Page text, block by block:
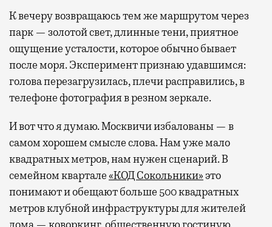
К вечеру возвращаюсь тем же маршрутом через
парк — золотой свет, длинные тени, приятное
ощущение усталости, которое обычно бывает
после моря. Эксперимент признаю удавшимся:
голова перезагрузилась, плечи расправились, в
телефоне фотография в резном зеркале.
И вот что я думаю. Москвичи избалованы — в
самом хорошем смысле слова. Нам уже мало
квадратных метров, нам нужен сценарий. В
семейном квартале«КОД Сокольники»это
понимают и обещают больше 500 квадратных
метров клубной инфраструктуры для жителей